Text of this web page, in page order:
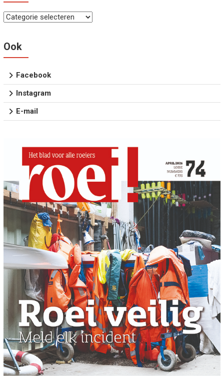
Meer!
Ook
Facebook
Instagram
E-mail